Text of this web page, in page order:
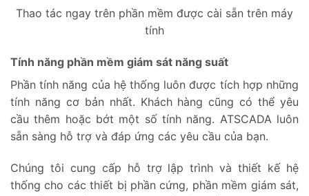
Thao tác ngay trên phần mềm được cài sẵn trên máy
tính
Tính năng phần mềm giám sát năng suất
Phần tính năng của hệ thống luôn được tích hợp những
tính năng cơ bản nhất. Khách hàng cũng có thể yêu
cầu thêm hoặc bớt một số tính năng. ATSCADA luôn
sẵn sàng hỗ trợ và đáp ứng các yêu cầu của bạn.
Chúng tôi cung cấp hỗ trợ lập trình và thiết kế hệ
thống cho các thiết bị phần cứng, phần mềm giám sát,